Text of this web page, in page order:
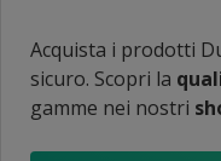
Acquista i prodotti
sicuro. Scopri la
gamme nei nostri